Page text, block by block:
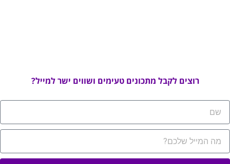
רוצים לקבל מתכונים טעימים ושווים ישר למייל?